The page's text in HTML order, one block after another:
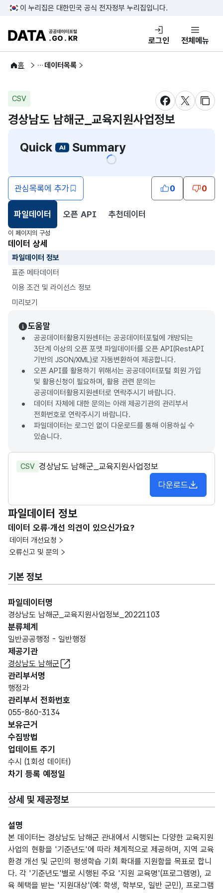
콘텐츠 바로가기
푸터 바로가기
이 누리집은 대한민국 공식 전자정부 누리집입니다.
DATA.GO.KR 공공데이터포털
로그인 전체메뉴
홈
공공데이터 데이터목록
CSV
새창 열림새창 열림
새창
경상남도 남해군_교육지원사업정보
Quick
Summary
관심목록에 추가 0 0
파일데이터
선택됨
오픈 API 추천데이터
이 페이지의 구성
데이터 상세
파일데이터 정보
표준 메타데이터
이용 조건 및 라이선스 정보
미리보기
도움말
공공데이터활용지원센터는 공공데이터포털에 개방되는
3단계 이상의 오픈 포맷 파일데이터를 오픈 API(RestAPI
기반의 JSON/XML)로 자동변환하여 제공합니다.
오픈 API를 활용하기 위해서는 공공데이터포털 회원 가입
및 활용신청이 필요하며, 활용 관련 문의는
공공데이터활용지원센터로 연락주시기 바랍니다.
데이터 자체에 대한 문의는 아래 제공기관의 관리부서
전화번호로 연락주시기 바랍니다.
파일데이터는 로그인 없이 다운로드를 통해 이용하실 수
있습니다.
CSV 경상남도 남해군_교육지원사업정보
다운로드
파일데이터 정보
데이터 오류·개선 의견이 있으신가요?
데이터 개선요청
오류신고 및 문의
기본 정보
파일데이터명
경상남도 남해군_교육지원사업정보_20221103
분류체계
일반공공행정 - 일반행정
제공기관
경상남도 남해군
관리부서명
행정과
관리부서 전화번호
055-860-3134
보유근거
수집방법
업데이트 주기
수시 (1회성 데이터)
차기 등록 예정일
상세 및 제공정보
설명
본 데이터는 경상남도 남해군 관내에서 시행되는 다양한 교육지원
사업의 현황을 '기준년도'에 따라 체계적으로 제공하며, 지역 교육
환경 개선 및 군민의 평생학습 기회 확대를 지원함을 목표로 합니
다. 각 '기준년도'별로 시행된 주요 '지원 교육명'(프로그램명), 교
육 혜택을 받는 '지원대상'(예: 학생, 학부모, 일반 군민), 프로그램